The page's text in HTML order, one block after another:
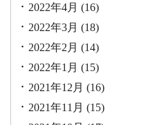
2022年4月 (16)
2022年3月 (18)
2022年2月 (14)
2022年1月 (15)
2021年12月 (16)
2021年11月 (15)